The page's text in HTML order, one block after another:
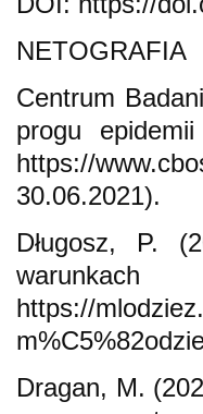
NETOGRAFIA
Centrum
progu
https://
30.06.2021).
Długosz, P.
https://
Dragan, M.